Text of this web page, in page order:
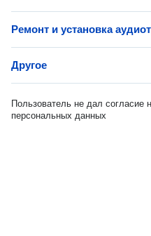
Ремонт и установка
Другое
Пользователь не дал согласие
персональных данных